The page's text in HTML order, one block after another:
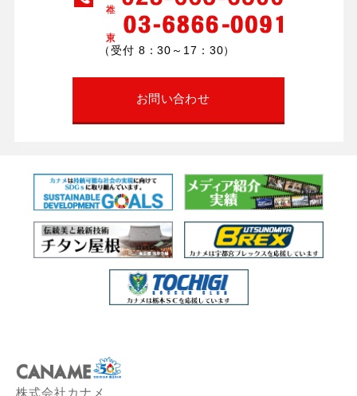
（受付 8：30～17：30）
お問い合わせ
株式会社カナメ